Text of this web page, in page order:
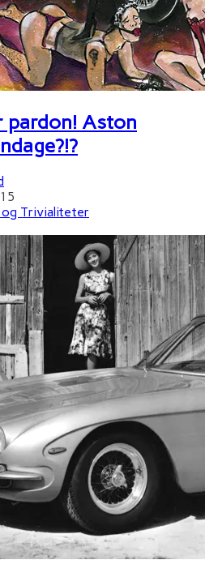
pardon! Aston
og Trivialiteter